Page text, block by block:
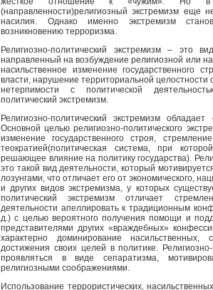
(направленности)религиозный экстремизм еще
насилия. Однако именно экстремизм
возникновению терроризма.
Религиозно-политический экстремизм – это
направленный на возбуждение религиозной или
насильственное изменение государственного
власти, нарушение территориальной
нетерпимости с политической
политический экстремизм.
Религиозно-политический экстремизм
Основной целью религиозно-политического
изменение государственного строя,
теократией(политическая система, при
решающее влияние на политику государства).
это такой вид деятельности, который
лозунгами, что отличает его от экономического,
и других видов экстремизма, у которых
политический экстремизм отличает
деятельности апеллировать к традиционным
д.) с целью вероятного получения помощи и
представителями других «враждебных»
характерно доминирование
достижения своих целей в политике.
проявляться в виде сепаратизма,
религиозными соображениями.
Использование террористических,